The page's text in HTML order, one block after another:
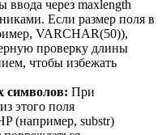
через maxlength
Если размер поля в
VARCHAR(50)),
проверку длины
чтобы избежать
символов: При
этого поля
(например, substr)